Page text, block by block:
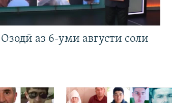
аз 6-уми августи соли